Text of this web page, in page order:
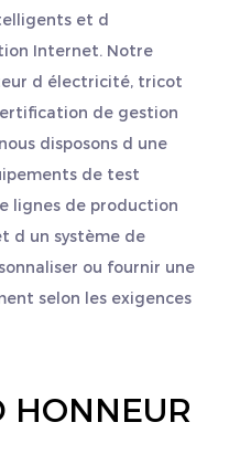
et d
Internet. Notre
d électricité, tricot
de gestion
disposons d une
de test
lignes de production
d un système de
ou fournir une
selon les exigences
HONNEUR